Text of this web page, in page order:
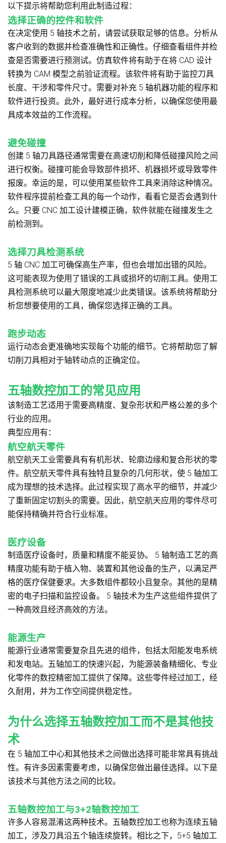
以下提示将帮助您利用此制造过程：
选择正确的控件和软件
在决定使用 5 轴技术之前，请尝试获取足够的信息。分析从
客户收到的数据并检查准确性和正确性。仔细查看组件并检
查是否需要进行预测试。仿真软件将有助于在将 CAD 设计
转换为 CAM 模型之前验证流程。该软件将有助于监控刀具
长度、干涉和零件尺寸。需要对补充 5 轴机器功能的程序和
软件进行投资。此外，最好进行成本分析，以确保您使用最
具成本效益的工作流程。
避免碰撞
创建 5 轴刀具路径通常需要在高速切削和降低碰撞风险之间
进行权衡。碰撞可能会导致部件损坏、机器损坏或导致零件
报废。幸运的是，可以使用某些软件工具来消除这种情况。
软件程序提前检查工具的每一个动作，看看它是否会遇到什
么。只要 CNC 加工设计建模正确，软件就能在碰撞发生之
前检测到。
选择刀具检测系统
5 轴 CNC 加工可确保高生产率，但也会增加出错的风险。
这可能表现为使用了错误的工具或损坏的切削工具。使用工
具检测系统可以最大限度地减少此类错误。该系统将帮助分
析您想要使用的工具，确保您选择正确的工具。
跑步动态
运行动态会更准确地实现每个功能的细节。它将帮助您了解
切削刀具相对于轴转动点的正确定位。
五轴数控加工的常见应用
该制造工艺适用于需要高精度、复杂形状和严格公差的多个
行业的应用。
典型应用有：
航空航天零件
航空航天工业需要具有有机形状、轮廓边缘和复合形状的零
件。航空航天零件具有独特且复杂的几何形状，使 5 轴加工
成为理想的技术选择。此过程实现了高水平的细节，并减少
了重新固定切割头的需要。因此，航空航天应用的零件尽可
能保持精确并符合行业标准。
医疗设备
制造医疗设备时，质量和精度不能妥协。 5 轴制造工艺的高
精度功能有助于植入物、装置和其他设备的生产，以满足严
格的医疗保健要求。大多数组件都较小且复杂。其他的是精
密的电子扫描和监控设备。 5 轴技术为生产这些组件提供了
一种高效且经济高效的方法。
能源生产
能源行业通常需要复杂且先进的组件，包括太阳能发电系统
和发电站。五轴加工的快速兴起，为能源装备精细化、专业
化零件的数控精密加工提供了保障。这些零件经过加工，经
久耐用，并为工作空间提供稳定性。
为什么选择五轴数控加工而不是其他技
术
在 5 轴加工中心和其他技术之间做出选择可能非常具有挑战
性。有许多因素需要考虑，以确保您做出最佳选择。以下是
该技术与其他方法之间的比较。
五轴数控加工与3+2轴数控加工
许多人容易混淆这两种技术。五轴数控加工也称为连续五轴
加工，涉及刀具沿五个轴连续旋转。相比之下，5+5 轴加工